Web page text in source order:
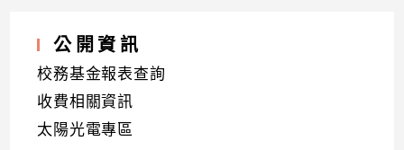
公開資訊
校務基金報表查詢
收費相關資訊
太陽光電專區